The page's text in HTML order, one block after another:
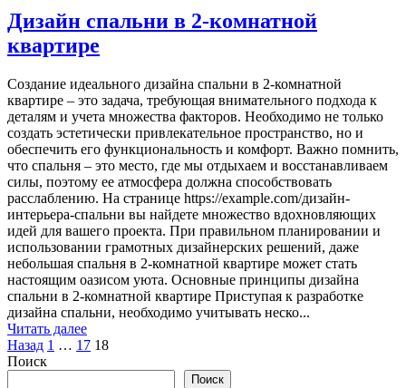
Дизайн спальни в 2-комнатной
квартире
Создание идеального дизайна спальни в 2-комнатной
квартире – это задача, требующая внимательного подхода к
деталям и учета множества факторов. Необходимо не только
создать эстетически привлекательное пространство, но и
обеспечить его функциональность и комфорт. Важно помнить,
что спальня – это место, где мы отдыхаем и восстанавливаем
силы, поэтому ее атмосфера должна способствовать
расслаблению. На странице https://example.com/дизайн-
интерьера-спальни вы найдете множество вдохновляющих
идей для вашего проекта. При правильном планировании и
использовании грамотных дизайнерских решений, даже
небольшая спальня в 2-комнатной квартире может стать
настоящим оазисом уюта. Основные принципы дизайна
спальни в 2-комнатной квартире Приступая к разработке
дизайна спальни, необходимо учитывать неско...
Читать далее
Пагинация
записей
Назад 1 … 17 18
Поиск
Поиск